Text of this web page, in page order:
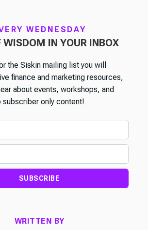
WEDNESDAY
WISDOM IN YOUR INBOX
the Siskin mailing list you will
finance and marketing resources,
about events, workshops, and
subscriber only content!
SUBSCRIBE
WRITTEN BY